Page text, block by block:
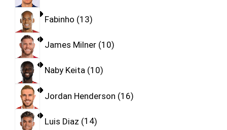
Fabinho 13
James Milner 10
Naby Keita 10
Jordan Henderson 16
Luis Diaz 14